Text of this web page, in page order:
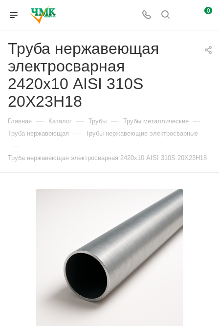
0
Труба нержавеющая
электросварная
2420х10 AISI 310S
20Х23Н18
Главная — Каталог — Трубы — Трубы металлические —
Труба нержавеющая — Трубы нержавеющие электросварные
—
Труба нержавеющая электросварная 2420х10 AISI 310S 20Х23Н18